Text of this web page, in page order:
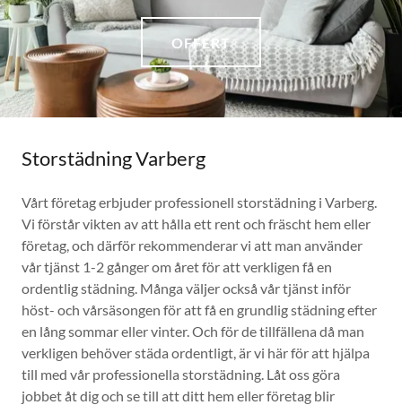
OFFERT
Storstädning Varberg
Vårt företag erbjuder professionell storstädning i Varberg.
Vi förstår vikten av att hålla ett rent och fräscht hem eller
företag, och därför rekommenderar vi att man använder
vår tjänst 1-2 gånger om året för att verkligen få en
ordentlig städning. Många väljer också vår tjänst inför
höst- och vårsäsongen för att få en grundlig städning efter
en lång sommar eller vinter. Och för de tillfällena då man
verkligen behöver städa ordentligt, är vi här för att hjälpa
till med vår professionella storstädning. Låt oss göra
jobbet åt dig och se till att ditt hem eller företag blir